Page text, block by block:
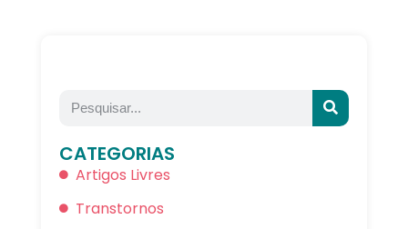
CATEGORIAS
Artigos Livres
Transtornos